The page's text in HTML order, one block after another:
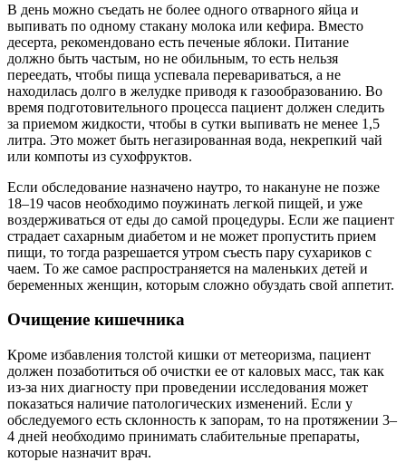
В день можно съедать не более одного отварного яйца и
выпивать по одному стакану молока или кефира. Вместо
десерта, рекомендовано есть печеные яблоки. Питание
должно быть частым, но не обильным, то есть нельзя
переедать, чтобы пища успевала перевариваться, а не
находилась долго в желудке приводя к газообразованию. Во
время подготовительного процесса пациент должен следить
за приемом жидкости, чтобы в сутки выпивать не менее 1,5
литра. Это может быть негазированная вода, некрепкий чай
или компоты из сухофруктов.
Если обследование назначено наутро, то накануне не позже
18–19 часов необходимо поужинать легкой пищей, и уже
воздерживаться от еды до самой процедуры. Если же пациент
страдает сахарным диабетом и не может пропустить прием
пищи, то тогда разрешается утром съесть пару сухариков с
чаем. То же самое распространяется на маленьких детей и
беременных женщин, которым сложно обуздать свой аппетит.
Очищение кишечника
Кроме избавления толстой кишки от метеоризма, пациент
должен позаботиться об очистки ее от каловых масс, так как
из-за них диагносту при проведении исследования может
показаться наличие патологических изменений. Если у
обследуемого есть склонность к запорам, то на протяжении 3–
4 дней необходимо принимать слабительные препараты,
которые назначит врач.